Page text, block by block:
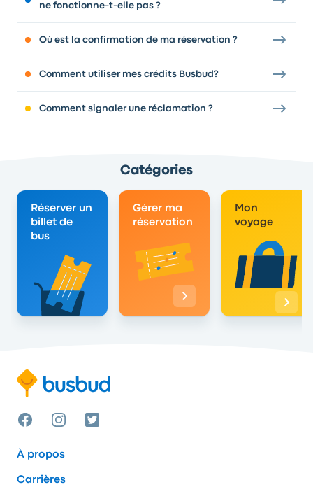
ne fonctionne-t-elle pas ?
Où est la confirmation de ma réservation ?
Comment utiliser mes crédits Busbud?
Comment signaler une réclamation ?
Catégories
Réserver un
billet de
bus
Gérer ma
réservation
Mon
voyage
À propos
Carrières